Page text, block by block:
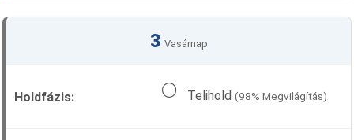
3 Vasárnap
🌕 Telihold(98% Megvilágítás)